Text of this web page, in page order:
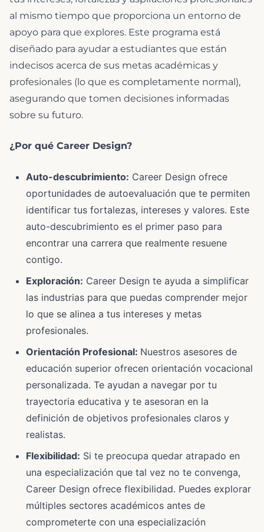
al mismo tiempo que proporciona un entorno de
apoyo para que explores. Este programa está
diseñado para ayudar a estudiantes que están
indecisos acerca de sus metas académicas y
profesionales (lo que es completamente normal),
asegurando que tomen decisiones informadas
sobre su futuro.
¿Por qué Career Design?
Auto-descubrimiento: Career Design ofrece
oportunidades de autoevaluación que te permiten
identificar tus fortalezas, intereses y valores. Este
auto-descubrimiento es el primer paso para
encontrar una carrera que realmente resuene
contigo.
Exploración: Career Design te ayuda a simplificar
las industrias para que puedas comprender mejor
lo que se alinea a tus intereses y metas
profesionales.
Orientación Profesional: Nuestros asesores de
educación superior ofrecen orientación vocacional
personalizada. Te ayudan a navegar por tu
trayectoria educativa y te asesoran en la
definición de objetivos profesionales claros y
realistas.
Flexibilidad: Si te preocupa quedar atrapado en
una especialización que tal vez no te convenga,
Career Design ofrece flexibilidad. Puedes explorar
múltiples sectores académicos antes de
comprometerte con una especialización